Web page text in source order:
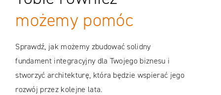
możemy pomóc
Sprawdź, jak możemy zbudować solidny
fundament integracyjny dla Twojego biznesu i
stworzyć architekturę, która będzie wspierać jego
rozwój przez kolejne lata.